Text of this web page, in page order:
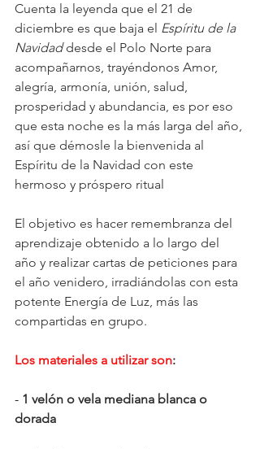
Cuenta la leyenda que el 21 de
diciembre es que baja el Espíritu de la
Navidad desde el Polo Norte para
acompañarnos, trayéndonos Amor,
alegría, armonía, unión, salud,
prosperidad y abundancia, es por eso
que esta noche es la más larga del año,
así que démosle la bienvenida al
Espíritu de la Navidad con este
hermoso y próspero ritual
El objetivo es hacer remembranza del
aprendizaje obtenido a lo largo del
año y realizar cartas de peticiones para
el año venidero, irradiándolas con esta
potente Energía de Luz, más las
compartidas en grupo.
Los materiales a utilizar son:
- 1 velón o vela mediana blanca o
dorada